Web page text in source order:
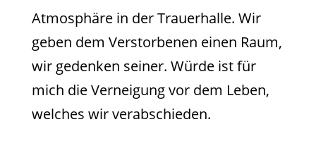
Atmosphäre in der Trauerhalle. Wir
geben dem Verstorbenen einen Raum,
wir gedenken seiner. Würde ist für
mich die Verneigung vor dem Leben,
welches wir verabschieden.